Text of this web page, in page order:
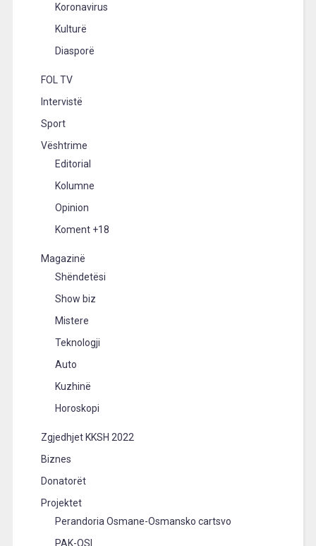
Koronavirus
Kulturë
Diasporë
FOL TV
Intervistë
Sport
Vështrime
Editorial
Kolumne
Opinion
Koment +18
Magazinë
Shëndetësi
Show biz
Mistere
Teknologji
Auto
Kuzhinë
Horoskopi
Zgjedhjet KKSH 2022
Biznes
Donatorët
Projektet
Perandoria Osmane-Osmansko cartsvo
PAK-OSI